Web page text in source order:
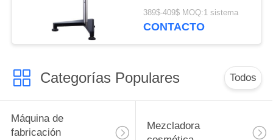
del CE/ISO de Mxing
389$-409$ MOQ:1 sistema
CONTACTO
Categorías Populares Todos
Máquina de
fabricación
Mezcladora